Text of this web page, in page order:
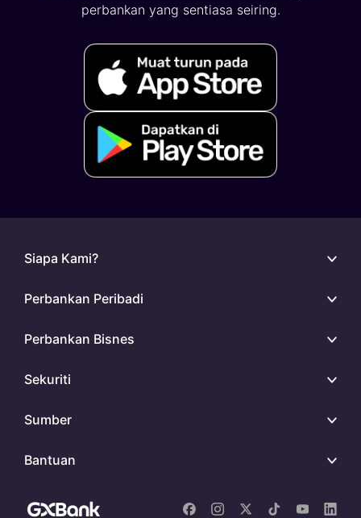
perbankan yang sentiasa seiring.
Siapa Kami?
Perbankan Peribadi
Perbankan Bisnes
Sekuriti
Sumber
Bantuan